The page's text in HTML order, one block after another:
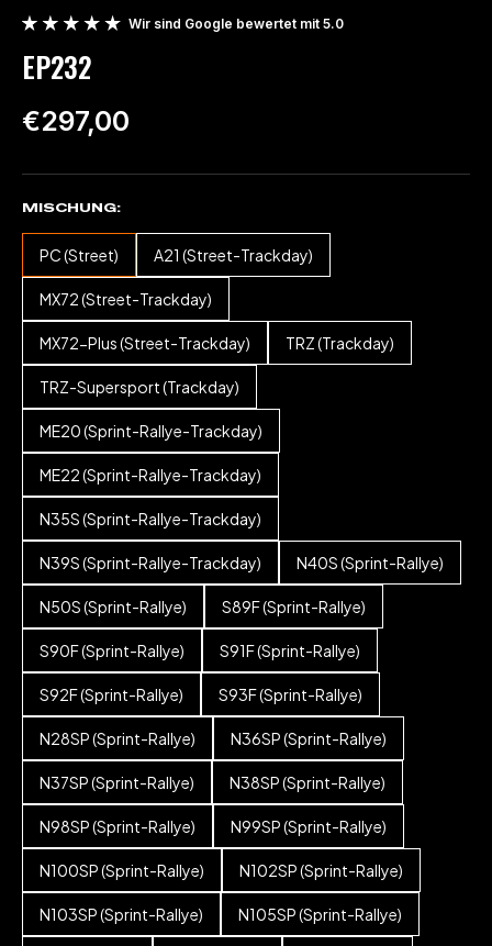
Wir sind Google bewertet mit 5.0
EP232
€297,00
MISCHUNG
PC (Street) A21 (Street-Trackday)
MX72 (Street-Trackday)
MX72-Plus (Street-Trackday) TRZ (Trackday)
TRZ-Supersport (Trackday)
ME20 (Sprint-Rallye-Trackday)
ME22 (Sprint-Rallye-Trackday)
N35S (Sprint-Rallye-Trackday)
N39S (Sprint-Rallye-Trackday) N40S (Sprint-Rallye)
N50S (Sprint-Rallye) S89F (Sprint-Rallye)
S90F (Sprint-Rallye) S91F (Sprint-Rallye)
S92F (Sprint-Rallye) S93F (Sprint-Rallye)
N28SP (Sprint-Rallye) N36SP (Sprint-Rallye)
N37SP (Sprint-Rallye) N38SP (Sprint-Rallye)
N98SP (Sprint-Rallye) N99SP (Sprint-Rallye)
N100SP (Sprint-Rallye) N102SP (Sprint-Rallye)
N103SP (Sprint-Rallye) N105SP (Sprint-Rallye)